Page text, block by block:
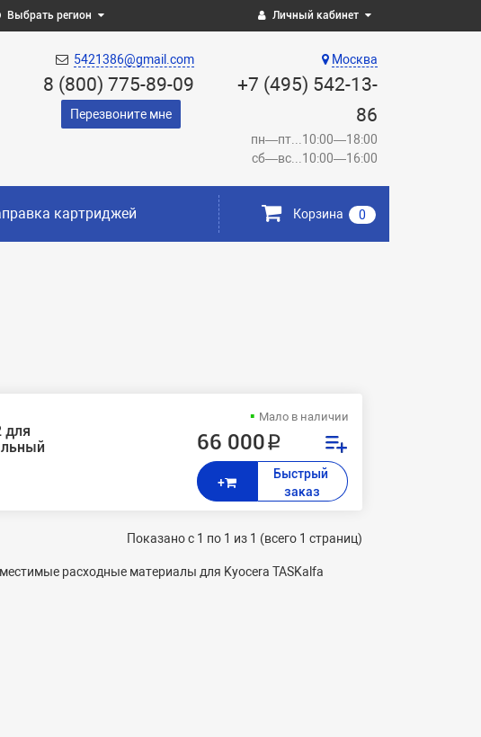
Выбрать регион Личный кабинет
Москва
+7 (495) 542-13-
86
пн—пт...10:00—18:00
сб—вс...10:00—16:00
5421386@gmail.com
8 (800) 775-89-09
Перезвоните мне
картриджей Корзина 0
для
Мало в наличии
66 000 ₽
+
Быстрый
заказ
Показано с 1 по 1 из 1 (всего 1 страниц)
расходные материалы для Kyocera TASKalfa